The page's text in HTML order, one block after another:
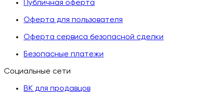
Публичная оферта
Оферта для пользователя
Оферта сервиса безопасной сделки
Безопасные платежи
Социальные сети
ВК для продавцов